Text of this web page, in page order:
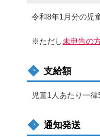
令和8年1月分の児
※ただし未申告の
支給額
児童1人あたり一律
通知発送